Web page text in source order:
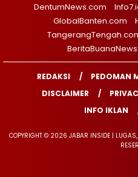
DentumNews.com
GlobalBanten.com
REDAKSI PEDOMAN
DISCLAIMER
INFO IKLAN
COPYRIGHT © 2026 JABAR INSIDE |